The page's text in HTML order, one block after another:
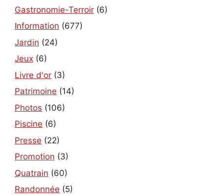
Gastronomie-Terroir (6)
Information (677)
Jardin (24)
Jeux (6)
Livre d'or (3)
Patrimoine (14)
Photos (106)
Piscine (6)
Presse (22)
Promotion (3)
Quatrain (60)
Randonnée (5)